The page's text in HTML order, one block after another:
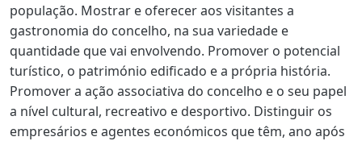
população. Mostrar e oferecer aos visitantes a
gastronomia do concelho, na sua variedade e
quantidade que vai envolvendo. Promover o potencial
turístico, o património edificado e a própria história.
Promover a ação associativa do concelho e o seu papel
a nível cultural, recreativo e desportivo. Distinguir os
empresários e agentes económicos que têm, ano após